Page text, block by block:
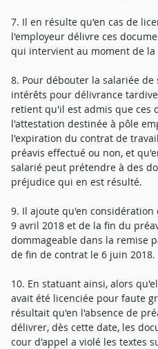
7. Il en résulte qu'en cas de
l'employeur délivre ces
qui intervient au moment de
8. Pour débouter la salariée
intérêts pour délivrance
retient qu'il est admis que ces
l'attestation destinée à pôle
l'expiration du contrat de
préavis effectué ou non, et
salarié peut prétendre à des
préjudice qui en est résulté.
9. Il ajoute qu'en
9 avril 2018 et de la fin du
dommageable dans la remise
de fin de contrat le 6 juin 2018.
10. En statuant ainsi, alors
avait été licenciée pour faute
résultait qu'en l'absence de
délivrer, dès cette date, les
cour d'appel a violé les textes